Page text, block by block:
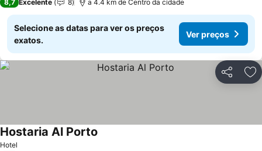
8,7 Excelente 8 a 4.4 km de Centro da cidade
Selecione as datas para ver os preços
exatos.
Ver preços
Partilhar
Hotel
Hostaria Al Porto